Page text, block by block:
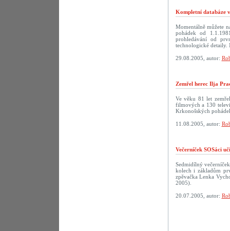
Kompletní databáze
Momentálně můžete
pohádek od
prohledávání od
technologické detaily.
29.08.2005, autor:
Zemřel herec Ilja
Ve věku 81 let
filmových a 130
Krkonošských
11.08.2005, autor:
Večerníček SOSáci
Sedmidílný
kolech i základům
zpěvačka Lenka
2005).
20.07.2005, autor: